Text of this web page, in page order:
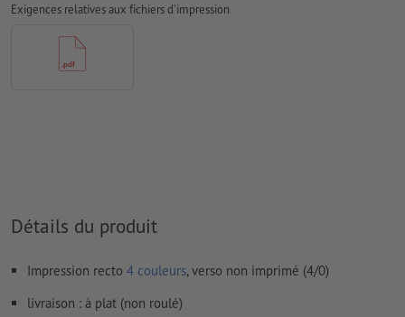
imprimés
Exigences relatives aux fichiers d'impression
Détails du produit
Impression recto 4 couleurs, verso non imprimé (4/0)
livraison : à plat (non roulé)